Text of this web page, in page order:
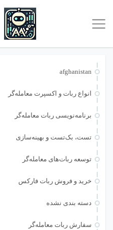
afghanistan
انواع ربات و اکسپرت معامله‌گر
برنامه‌نویسی ربات معامله‌گر
تست، بک‌تست و بهینه‌سازی
توسعه ربات‌های معامله‌گر
خرید و فروش ربات فارکس
دسته بندی نشده
سفارش ربات معامله‌گر